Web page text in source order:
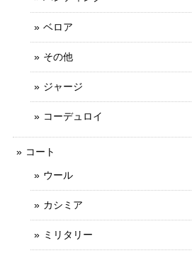
ベロア
その他
ジャージ
コーデュロイ
コート
ウール
カシミア
ミリタリー